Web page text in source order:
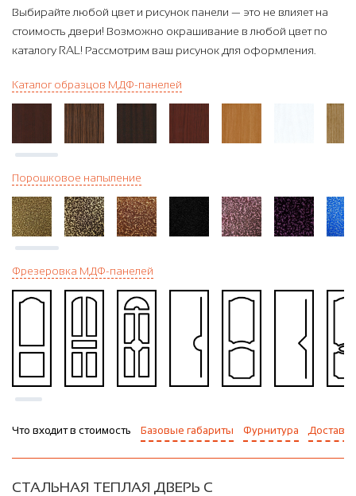
Выбирайте любой цвет и рисунок панели — это не влияет на
стоимость двери! Возможно окрашивание в любой цвет по
каталогу RAL! Рассмотрим ваш рисунок для оформления.
Каталог образцов МДФ-панелей
Порошковое напыление
Фрезеровка МДФ-панелей
Что входит в стоимость Базовые габариты Фурнитура Доставка
СТАЛЬНАЯ ТЕПЛАЯ ДВЕРЬ С